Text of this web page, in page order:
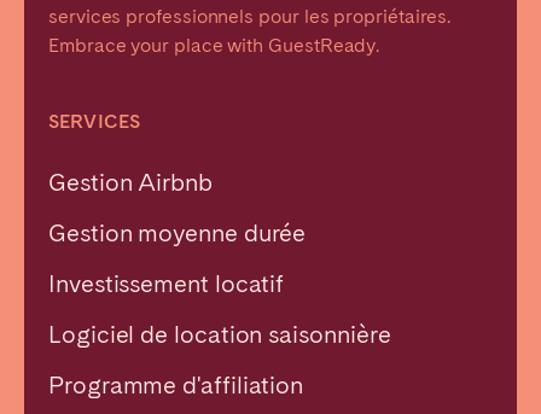
services professionnels pour les propriétaires.
Embrace your place with GuestReady.
SERVICES
Gestion Airbnb
Gestion moyenne durée
Investissement locatif
Logiciel de location saisonnière
Programme d'affiliation